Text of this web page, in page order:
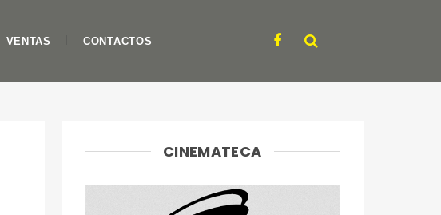
VENTAS CONTACTOS
CINEMATECA